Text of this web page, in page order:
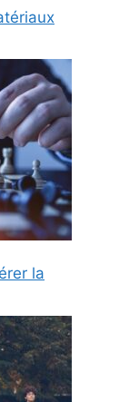
la